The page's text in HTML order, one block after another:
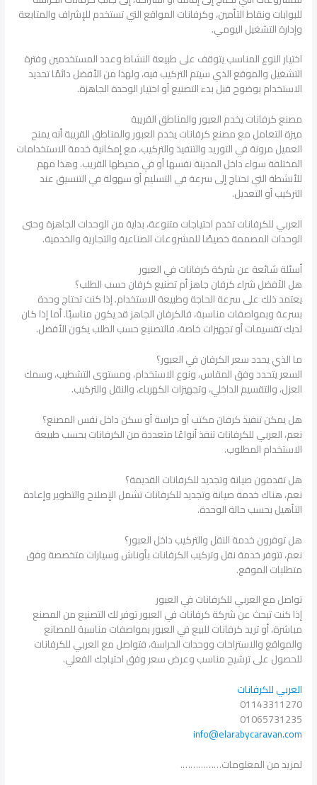
للبوابات ونقاط التأمين، وكرفانات المواقع التي تستخدم للإشراف والمتابعة
وإدارة التشغيل اليومي.
اختيار النوع المناسب يتوقف على طبيعة النشاط وعدد المستخدمين وفترة
التشغيل والموقع الذي سيتم التركيب فيه، ولهذا من الأفضل دائمًا تحديد
الاستخدام بوضوح قبل بدء التصنيع أو اختيار الوحدة الجاهزة.
مصنع كرفانات يخدم العبور والمناطق القريبة
ميزة التعامل مع مصنع كرفانات يخدم العبور والمناطق القريبة أنه يمنح
العميل مرونة في التوريد والتنفيذ والتركيب، مع إمكانية خدمة الاستخدامات
المختلفة سواء داخل المدينة نفسها أو في محيطها القريب. وهذا مهم
للأنشطة التي تحتاج إلى سرعة في التسليم أو سهولة في التنسيق عند
التركيب أو التعديل.
العربي للكرفانات تخدم احتياجات متنوعة، بداية من الوحدات الجاهزة وحتى
الوحدات المصممة خصيصًا للمشروعات الصناعية والتجارية والخدمية.
أسئلة شائعة عن شركة كرفانات في العبور
هل الأفضل شراء كرفان جاهز أم تصنيع كرفان حسب الطلب؟
يعتمد ذلك على سرعة الحاجة وطبيعة الاستخدام. إذا كنت تحتاج وحدة
بسرعة وبمواصفات مناسبة، فالكرفان الجاهز قد يكون مناسبًا. أما إذا كان
لديك تقسيمات أو تجهيزات خاصة، فالتصنيع حسب الطلب يكون الأفضل.
ما الذي يحدد سعر الكرفان في العبور؟
السعر يتحدد وفق المقاس، ونوع الاستخدام، ومستوى التشطيب، وسمك
العزل، والتقسيم الداخلي، وتجهيزات الكهرباء، والنقل والتركيب.
هل يمكن تنفيذ كرفان مكتب أو حراسة أو سكن داخل نفس المصنع؟
نعم، العربي للكرفانات تنفذ أنواعًا متعددة من الكرفانات بحسب طبيعة
الاستخدام المطلوب.
هل تقدمون صيانة وتجديد للكرفانات القديمة؟
نعم، هناك خدمة صيانة وتجديد للكرفانات تشمل الإصلاح والتطوير وإعادة
التأهيل بحسب حالة الوحدة.
هل توفرون خدمة النقل والتركيب داخل العبور؟
نعم، تتوفر خدمة نقل وتركيب الكرفانات بأوناش وسيارات متخصصة وفق
متطلبات الموقع.
تواصل مع العربي للكرفانات في العبور
إذا كنت تبحث عن شركة كرفانات في العبور توفر لك التصنيع من المصنع
مباشرة، أو تريد كرفانات للبيع في العبور بمواصفات مناسبة للمصانع
والمواقع والاستراحات ووحدات الحراسة، فتواصل مع العربي للكرفانات
للحصول على ترشيح مناسب وعرض سعر وفق احتياجك الفعلي.
العربي للكرفانات
01143311270
01065731235
info@elarabycaravan.com
لمزيد من المعلومات…………….